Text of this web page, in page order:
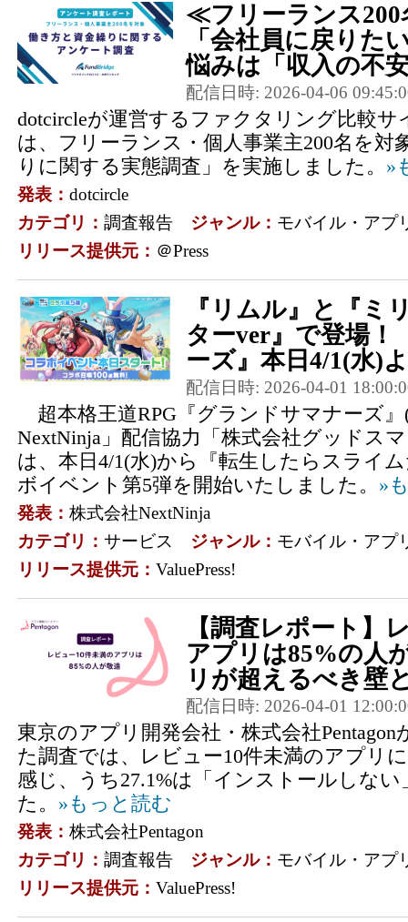
≪フリーランス
「会社員に戻り
悩みは「収入の不
配信日時: 2026-04-06
dotcircleが運営するファクタリング比較サ
は、フリーランス・個人事業主200名を対
りに関する実態調査」を実施しました。 »
発表： dotcircle
カテゴリ： 調査報告 ジャンル： モバイル・アプ
リリース提供元： ＠Press
『リムル』と『ミ
ターver』で登場！
ーズ』本日4/1(水)
配信日時: 2026-04-01
超本格王道RPG『グランドサマナーズ
NextNinja」配信協力「株式会社グッドス
は、本日4/1(水)から『転生したらスライ
ボイベント第5弾を開始いたしました。 »
発表： 株式会社NextNinja
カテゴリ： サービス ジャンル： モバイル・アプ
リリース提供元： ValuePress!
【調査レポート】
アプリは85%の人
リが超えるべき壁
配信日時: 2026-04-01
東京のアプリ開発会社・株式会社
た調査では、レビュー10件未満のアプリ
感じ、うち27.1%は「インストールしな
た。 »もっと読む
発表： 株式会社Pentagon
カテゴリ： 調査報告 ジャンル： モバイル・アプ
リリース提供元： ValuePress!